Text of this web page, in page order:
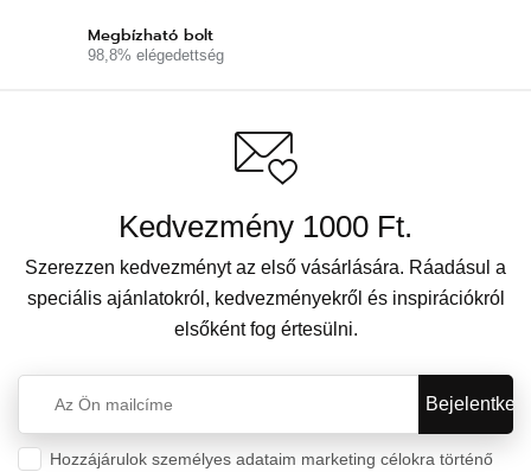
Megbízható bolt
98,8% elégedettség
Kedvezmény 1000 Ft.
Szerezzen kedvezményt az első vásárlására. Ráadásul a
speciális ajánlatokról, kedvezményekről és inspirációkról
elsőként fog értesülni.
Hozzájárulok személyes adataim marketing célokra történő